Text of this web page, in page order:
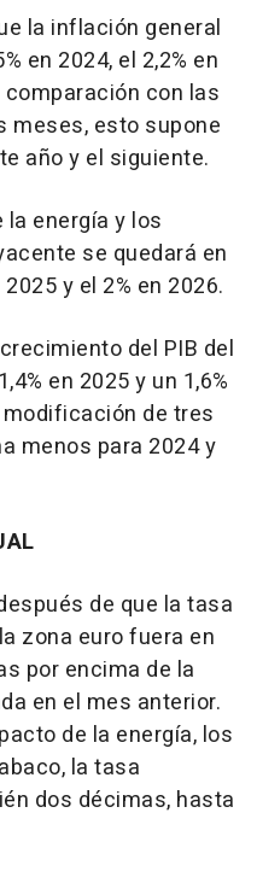
la inflación general
en 2024, el 2,2% en
comparación con las
meses, esto supone
año y el siguiente.
energía y los
se quedará en
y el 2% en 2026.
del PIB del
en 2025 y un 1,6%
de tres
menos para 2024 y
de que la tasa
zona euro fuera en
por encima de la
en el mes anterior.
de la energía, los
la tasa
dos décimas, hasta